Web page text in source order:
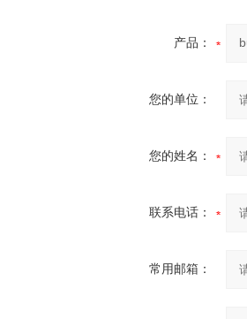
产品：
您的单位：
您的姓名：
联系电话：
常用邮箱：